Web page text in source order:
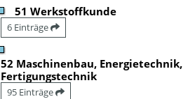
51 Werkstoffkunde
6 Einträge
52 Maschinenbau, Energietechnik,
Fertigungstechnik
95 Einträge